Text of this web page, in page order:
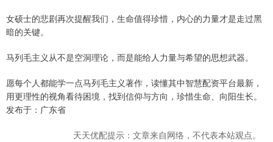
女硕士的悲剧再次提醒我们，生命值得珍惜，内心的力量才是走过黑
暗的关键。
马列毛主义从不是空洞理论，而是能给人力量与希望的思想武器。
愿每个人都能学一点马列毛主义著作，读懂其中智慧配资平台最新，
用更理性的视角看待困境，找到信仰与方向，珍惜生命、向阳生长。
发布于：广东省
天天优配提示：文章来自网络，不代表本站观点。